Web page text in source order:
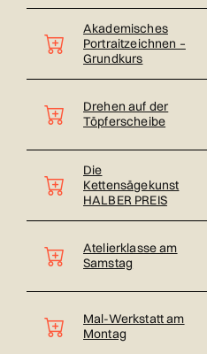
Akademisches
Portraitzeichnen –
Grundkurs
Drehen auf der
Töpferscheibe
Die
Kettensägekunst
HALBER PREIS
Atelierklasse am
Samstag
Mal-Werkstatt am
Montag